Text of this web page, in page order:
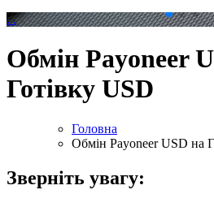
. .
Обмін Payoneer
Готівку USD
Головна
Обмін Payoneer USD на
Зверніть увагу: